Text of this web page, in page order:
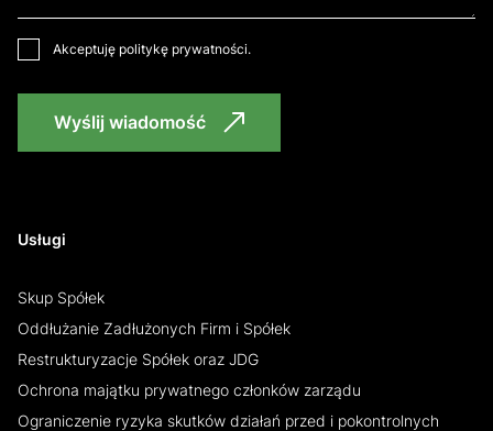
Usługi
Skup Spółek
Oddłużanie Zadłużonych Firm i Spółek
Restrukturyzacje Spółek oraz JDG
Ochrona majątku prywatnego członków zarządu
Ograniczenie ryzyka skutków działań przed i pokontrolnych
Akceptuję politykę prywatności.
Wyślij wiadomość